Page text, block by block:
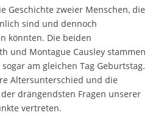
Geschichte zweier Menschen, die
sind und dennoch
könnten. Die beiden
und Montague Causley stammen
am gleichen Tag Geburtstag.
Altersunterschied und die
drängendsten Fragen unserer
vertreten.